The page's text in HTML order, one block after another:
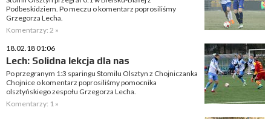
Podbeskidziem. Po meczu o komentarz poprosiliśmy
Grzegorza Lecha.
Komentarzy: 2 »
18.02.18 01:06
Lech: Solidna lekcja dla nas
Po przegranym 1:3 sparingu Stomilu Olsztyn z Chojniczanka
Chojnice o komentarz poprosiliśmy pomocnika
olsztyńskiego zespołu Grzegorza Lecha.
Komentarzy: 1 »